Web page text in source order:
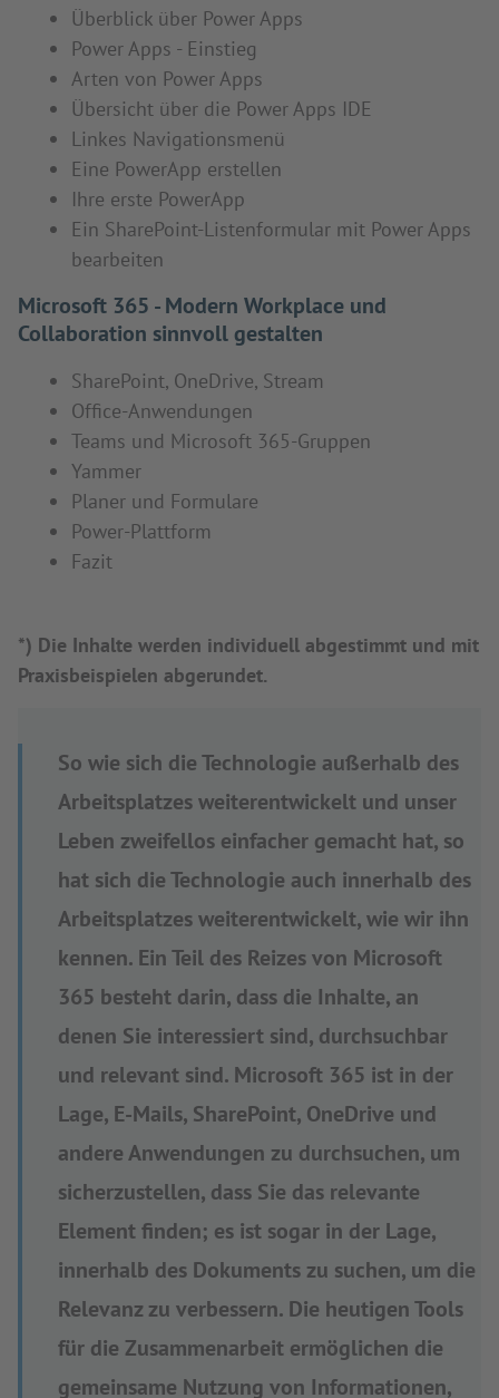
Überblick über Power Apps
Power Apps - Einstieg
Arten von Power Apps
Übersicht über die Power Apps IDE
Linkes Navigationsmenü
Eine PowerApp erstellen
Ihre erste PowerApp
Ein SharePoint-Listenformular mit Power Apps
bearbeiten
Microsoft 365 - Modern Workplace und
Collaboration sinnvoll gestalten
SharePoint, OneDrive, Stream
Office-Anwendungen
Teams und Microsoft 365-Gruppen
Yammer
Planer und Formulare
Power-Plattform
Fazit
*) Die Inhalte werden individuell abgestimmt und mit
Praxisbeispielen abgerundet.
So wie sich die Technologie außerhalb des
Arbeitsplatzes weiterentwickelt und unser
Leben zweifellos einfacher gemacht hat, so
hat sich die Technologie auch innerhalb des
Arbeitsplatzes weiterentwickelt, wie wir ihn
kennen. Ein Teil des Reizes von Microsoft
365 besteht darin, dass die Inhalte, an
denen Sie interessiert sind, durchsuchbar
und relevant sind. Microsoft 365 ist in der
Lage, E-Mails, SharePoint, OneDrive und
andere Anwendungen zu durchsuchen, um
sicherzustellen, dass Sie das relevante
Element finden; es ist sogar in der Lage,
innerhalb des Dokuments zu suchen, um die
Relevanz zu verbessern. Die heutigen Tools
für die Zusammenarbeit ermöglichen die
gemeinsame Nutzung von Informationen,